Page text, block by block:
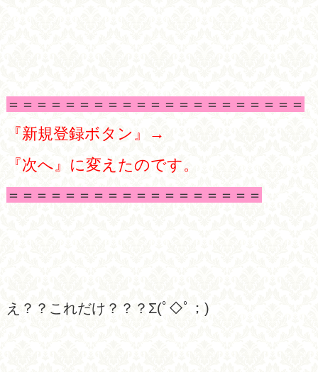
＝＝＝＝＝＝＝＝＝＝＝＝＝＝＝＝＝＝＝＝＝
『新規登録ボタン』→
『次へ』に変えたのです。
＝＝＝＝＝＝＝＝＝＝＝＝＝＝＝＝＝＝
え？？これだけ？？？Σ(ﾟ◇ﾟ；)